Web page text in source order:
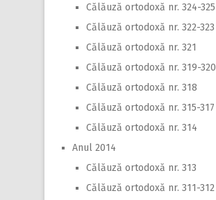
Călăuză ortodoxă nr. 324-325
Călăuză ortodoxă nr. 322-323
Călăuză ortodoxă nr. 321
Călăuză ortodoxă nr. 319-320
Călăuză ortodoxă nr. 318
Călăuză ortodoxă nr. 315-317
Călăuză ortodoxă nr. 314
Anul 2014
Călăuză ortodoxă nr. 313
Călăuză ortodoxă nr. 311-312